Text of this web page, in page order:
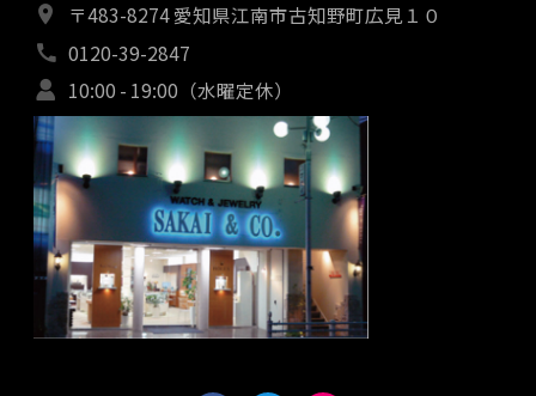
〒483-8274 愛知県江南市古知野町広見１０
0120-39-2847
10:00 - 19:00（水曜定休）